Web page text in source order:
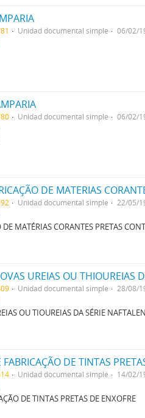
Unidad documental simple
06/02/
Unidad documental simple
06/02/
Unidad documental simple
22/05/
MATÉRIAS CORANTES PRETAS
Unidad documental simple
28/08/
OU TIOUREIAS DA SÉRIE
DE TINTAS
Unidad documental simple
14/02/
DE TINTAS PRETAS DE ENXOFRE